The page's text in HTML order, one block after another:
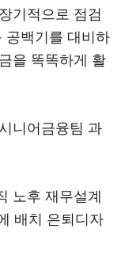
기적으로 점검
공백기를 대비하
을 똑똑하게 활
니어금융팀 과
노후 재무설계
배치 은퇴디자